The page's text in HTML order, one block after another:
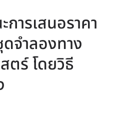
การเสนอราคา
จำลองทาง
ตร์ โดยวิธี